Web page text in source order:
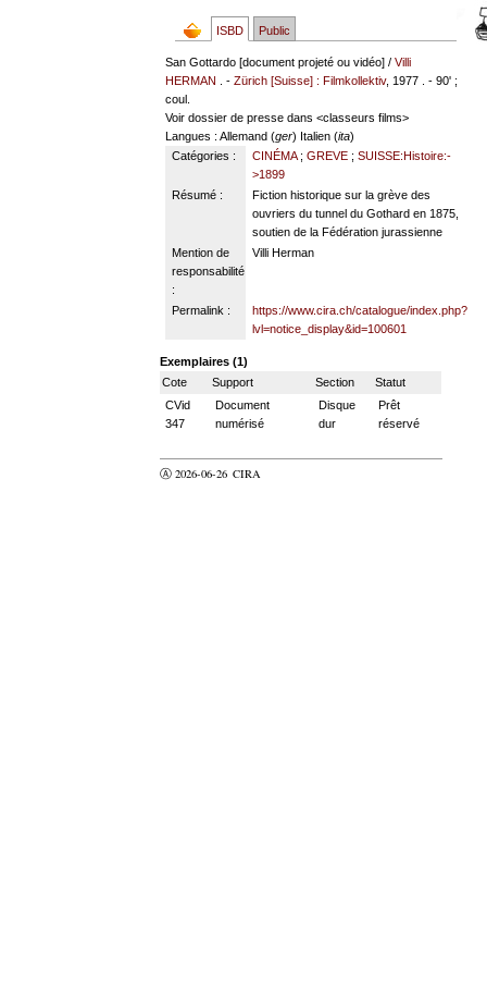
ISBD Public
San Gottardo [document projeté ou vidéo] /Villi
HERMAN
. -Zürich [Suisse] : Filmkollektiv, 1977 . - 90' ;
coul.
Voir dossier de presse dans <classeurs films>
Langues : Allemand (ger) Italien (ita)
Catégories :
CINÉMA; GREVE; SUISSE:Histoire:-
>1899
Résumé :
Fiction historique sur la grève des
ouvriers du tunnel du Gothard en 1875,
soutien de la Fédération jurassienne
Mention de
responsabilité
:
Villi Herman
Permalink :
https://www.cira.ch/catalogue/index.php?
lvl=notice_display&id=100601
Exemplaires (1)
Cote
Support Section
Statut
CVid
347
Document
numérisé
Disque
dur
Prêt
réservé
Ⓐ 2026-06-26 CIRA